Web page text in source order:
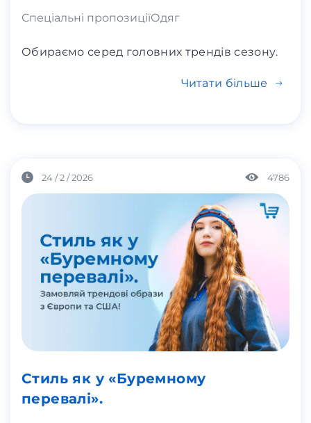
Спеціальні пропозиціїОдяг
Обираємо серед головних трендів сезону.
Читати більше
24 / 2 / 2026 4786
Стиль як у «Буремному
перевалі».